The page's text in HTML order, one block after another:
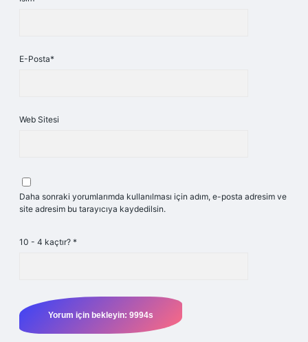
E-Posta*
Web Sitesi
Daha sonraki yorumlarımda kullanılması için adım, e-posta adresim ve
site adresim bu tarayıcıya kaydedilsin.
10 - 4 kaçtır? *